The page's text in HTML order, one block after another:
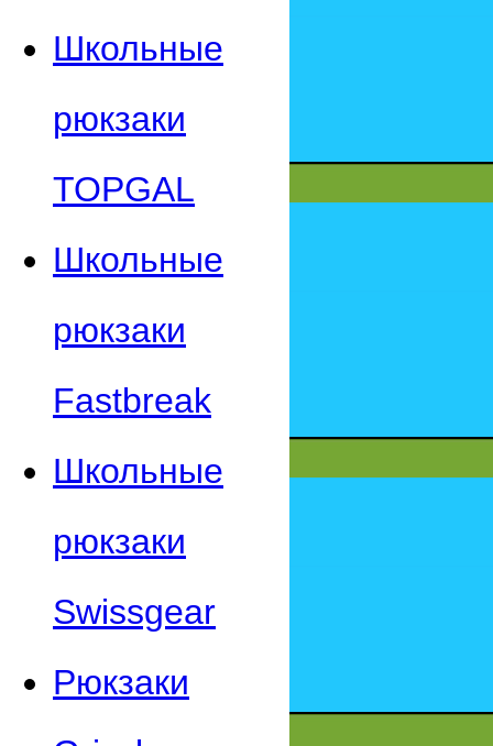
Школьные
рюкзаки
TOPGAL
Школьные
рюкзаки
Fastbreak
Школьные
рюкзаки
Swissgear
Рюкзаки